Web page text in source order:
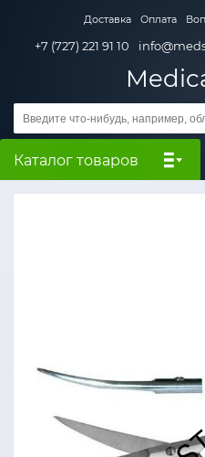
Доставка Оплата
+7 (727) 221 91 10
Каталог товаров